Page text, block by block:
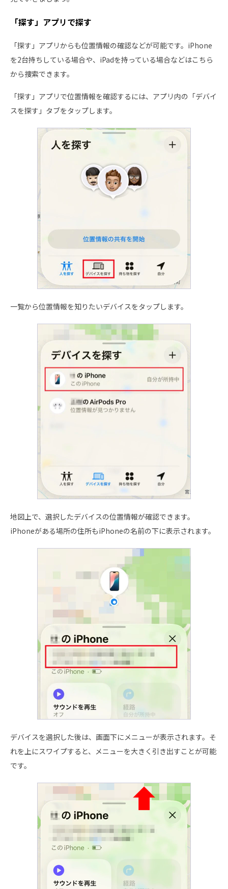
「探す」アプリで探す
「探す」アプリからも位置情報の確認などが可能です。iPhone
を2台持ちしている場合や、iPadを持っている場合などはこちら
から捜索できます。
「探す」アプリで位置情報を確認するには、アプリ内の「デバイ
スを探す」タブをタップします。
一覧から位置情報を知りたいデバイスをタップします。
地図上で、選択したデバイスの位置情報が確認できます。
iPhoneがある場所の住所もiPhoneの名前の下に表示されます。
デバイスを選択した後は、画面下にメニューが表示されます。そ
れを上にスワイプすると、メニューを大きく引き出すことが可能
です。